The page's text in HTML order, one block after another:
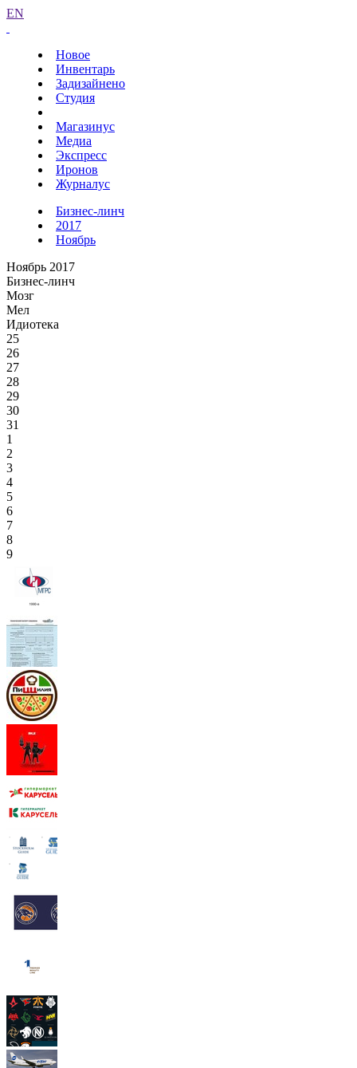
EN
Новое
Инвентарь
Задизайнено
Студия
Магазинус
Медиа
Экспресс
Иронов
Журналус
Бизнес-линч
2017
Ноябрь
Ноябрь 2017
Бизнес-линч
Мозг
Мел
Идиотека
25
26
27
28
29
30
31
1
2
3
4
5
6
7
8
9